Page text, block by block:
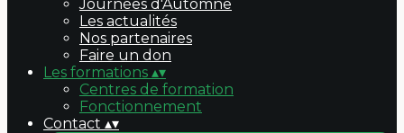
Journées d'Automne
Les actualités
Nos partenaires
Faire un don
Les formations ▴▾
Centres de formation
Fonctionnement
Contact ▴▾